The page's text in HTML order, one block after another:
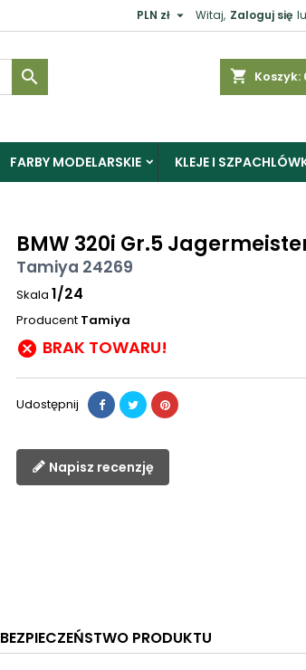
Witaj, Zaloguj się
PLN zł 
shopping_cart Koszyk:

FARBY MODELARSKIE KLEJE I
BMW 320i Gr.5
Tamiya 24269
Skala 1/24
Producent Tamiya
 BRAK TOWARU!
Udostępnij
Napisz recenzję
BEZPIECZEŃSTWO PRODUKTU